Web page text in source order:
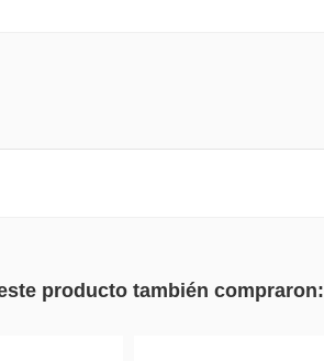
producto también compraron: